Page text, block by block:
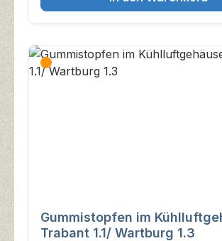
Gummistopfen im
Trabant 1.1/ Wartburg 1.3